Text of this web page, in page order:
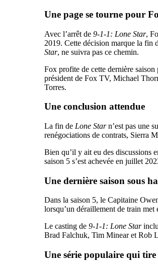
Une page se tourne pour
Avec l’arrêt de 9-1-1: Lone Star,
2019. Cette décision marque la fin
Star, ne suivra pas ce chemin.
Fox profite de cette dernière
président de Fox TV, Michael
Torres.
Une conclusion attendue
La fin de Lone Starn’est pas une
renégociations de contrats, Sierra
Bien qu’il y ait eu des discussions
saison 5 s’est achevée en juillet
Une dernière saison sous
Dans la saison 5, le Capitaine
lorsqu’un déraillement de train met
Le casting de 9-1-1: Lone Star
Brad Falchuk, Tim Minear et Rob
Une série populaire qui tire